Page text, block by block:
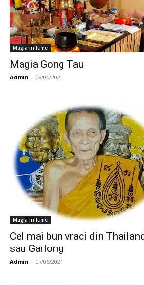
Magia in lume
Magia Gong Tau
Admin - 08/06/2021
Magia in lume
Cel mai bun vraci din
sau Garlong
Admin - 07/06/2021